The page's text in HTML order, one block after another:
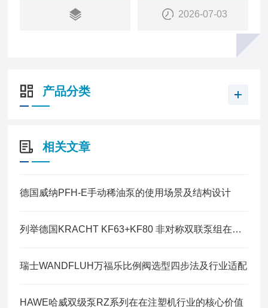
2026-07-03
产品分类
相关文章
德国威纳PFH-E手动稀油泵的使用场景及结构设计
列举德国KRACHT KF63+KF80 非对称双联泵组在使用上遇到的问题
瑞士WANDFLUH万福乐比例阀选型四步法及行业适配
HAWE哈威双级泵RZ系列在在注塑机行业的核心价值